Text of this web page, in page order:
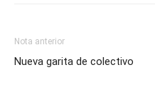
Nota anterior
Nueva garita de colectivo